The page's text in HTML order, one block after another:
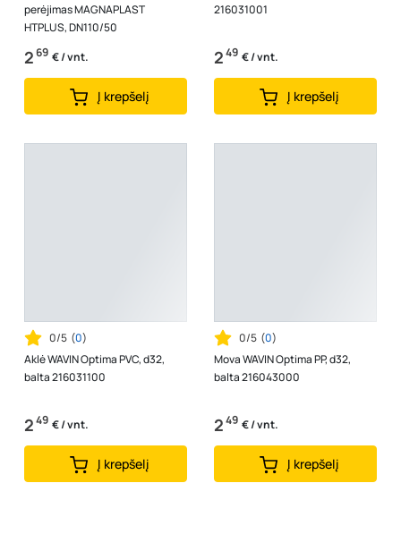
perėjimas MAGNAPLAST
HTPLUS, DN110/50
269 € / vnt.
Į krepšelį
216031001
249 € / vnt.
Į krepšelį
0/5 (0)
Aklė WAVIN Optima PVC, d32,
balta 216031100
249 € / vnt.
Į krepšelį
0/5 (0)
Mova WAVIN Optima PP, d32,
balta 216043000
249 € / vnt.
Į krepšelį